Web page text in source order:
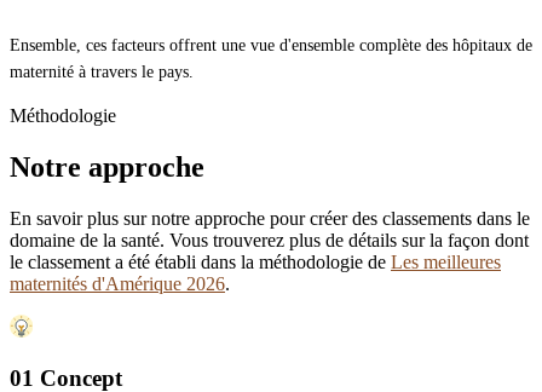
Ensemble, ces facteurs offrent une vue d'ensemble complète des hôpitaux de
maternité à travers le pays.
Méthodologie
Notre approche
En savoir plus sur notre approche pour créer des classements dans le
domaine de la santé. Vous trouverez plus de détails sur la façon dont
le classement a été établi dans la méthodologie de Les meilleures
maternités d'Amérique 2026.
01 Concept